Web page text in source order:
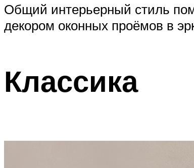
Меню
Общий интерьерный стиль
декором оконных проёмов в
Классика